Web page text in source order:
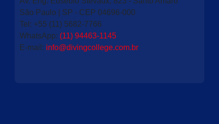
São Paulo | SP - CEP 04696-000
Tel: +55 (11) 5682-7766
WhatsApp: (11) 94463-1145
E-mail: info@divingcollege.com.br